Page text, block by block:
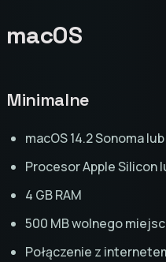
macOS
Minimalne
macOS 14.2 Sonoma
Procesor Apple Silicon
4 GB RAM
500 MB wolnego
Połączenie z